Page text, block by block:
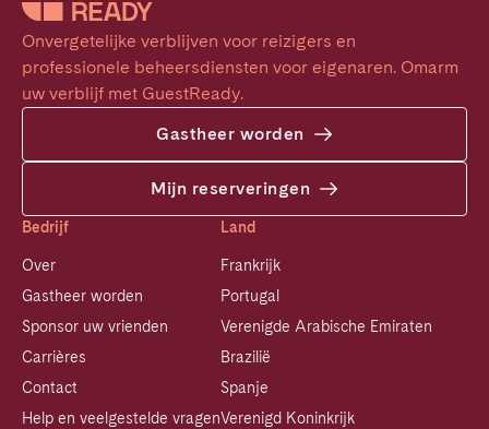
Onvergetelijke verblijven voor reizigers en
professionele beheersdiensten voor eigenaren. Omarm
uw verblijf met GuestReady.
Gastheer worden
Mijn reserveringen
Bedrijf
Over
Gastheer worden
Sponsor uw vrienden
Carrières
Contact
Help en veelgestelde vragen
Land
Frankrijk
Portugal
Verenigde Arabische Emiraten
Brazilië
Spanje
Verenigd Koninkrijk